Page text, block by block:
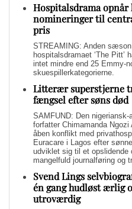
Hospitalsdrama opnår
nomineringer til
pris
STREAMING: Anden
hospitalsdramaet ‘The Pitt’
intet mindre end 25 Emmy-
skuespillerkategorierne.
Litterær superstjerne
fængsel efter søns død
SAMFUND: Den nigeriansk-
forfatter Chimamanda Ngozi
åben konflikt med
Euracare i Lagos efter
udviklet sig til et
mangelfuld journalføring og
Svend Lings
én gang hudløst ærlig
utroværdig